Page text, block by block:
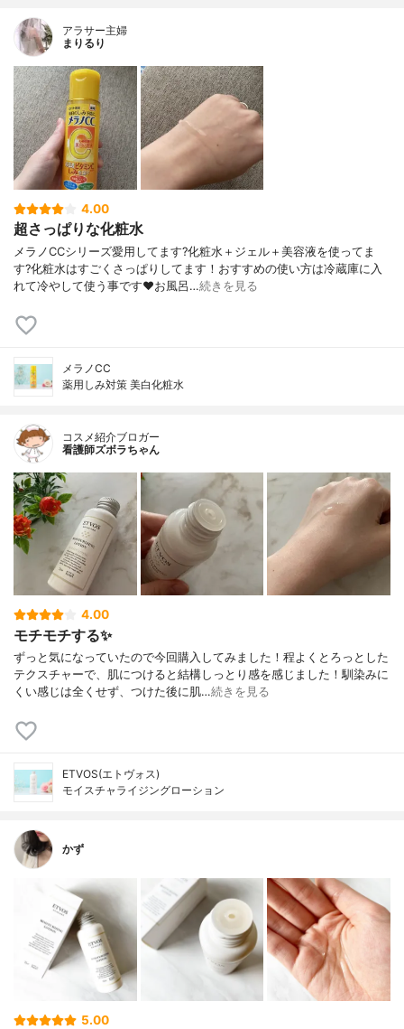
アラサー主婦
まりるり
4.00
超さっぱりな化粧水
メラノCCシリーズ愛用してます?化粧水＋ジェル＋美容液を使ってま
す?化粧水はすごくさっぱりしてます！おすすめの使い方は冷蔵庫に入
れて冷やして使う事です❤️お風呂…続きを見る
メラノCC
薬用しみ対策 美白化粧水
コスメ紹介ブロガー
看護師ズボラちゃん
4.00
モチモチする✨
ずっと気になっていたので今回購入してみました！程よくとろっとした
テクスチャーで、肌につけると結構しっとり感を感じました！馴染みに
くい感じは全くせず、つけた後に肌…続きを見る
ETVOS(エトヴォス)
モイスチャライジングローション
かず
5.00